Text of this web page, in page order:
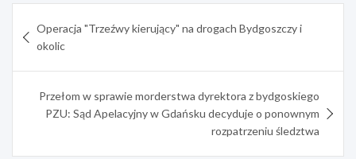
wpisu
Operacja "Trzeźwy kierujący" na drogach Bydgoszczy i
okolic
Przełom w sprawie morderstwa dyrektora z bydgoskiego
PZU: Sąd Apelacyjny w Gdańsku decyduje o ponownym
rozpatrzeniu śledztwa